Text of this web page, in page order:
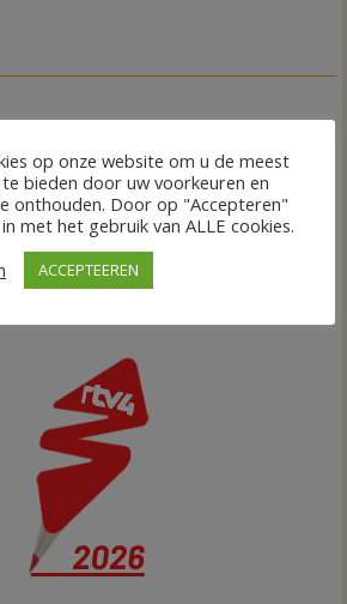
op onze website om u de meest
bieden door uw voorkeuren en
onthouden. Door op "Accepteren"
met het gebruik van ALLE cookies.
ACCEPTEEREN